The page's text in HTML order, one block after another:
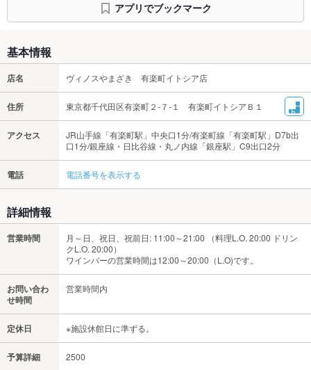
アプリでブックマーク
基本情報
店名 ヴィノスやまざき 有楽町イトシア店
住所 東京都千代田区有楽町２-７-１ 有楽町イトシアＢ１
アクセス
JR山手線「有楽町駅」中央口1分/有楽町線「有楽町駅」D7b出
口1分/銀座線・日比谷線・丸ノ内線「銀座駅」C9出口2分
電話 電話番号を表示する
詳細情報
営業時間
月～日、祝日、祝前日: 11:00～21:00 （料理L.O. 20:00 ドリン
クL.O. 20:00）
ワインバーの営業時間は12:00～20:00（L.O)です。
お問い合わ
せ時間
営業時間内
定休日 ※施設休館日に準ずる。
予算詳細 2500